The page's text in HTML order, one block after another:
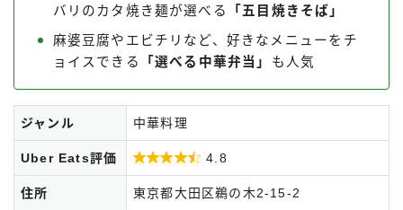
バリのカタ焼き麺が選べる
「五目焼きそば」
麻婆豆腐やエビチリなど、好きなメニューをチ
ョイスできる
「選べる中華弁当」 も人気
ジャンル 中華料理
Uber Eats評価  4.8
住所 東京都大田区鵜の木2-15-2